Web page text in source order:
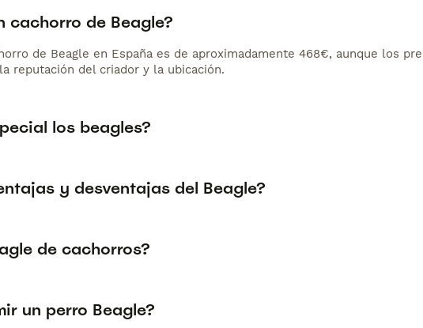
cachorro de Beagle?
de Beagle en España es de aproximadamente 468€, aunque los
reputación del criador y la ubicación.
los beagles?
y desventajas del Beagle?
de cachorros?
un perro Beagle?